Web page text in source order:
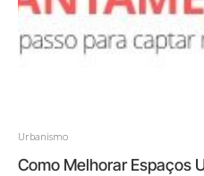
Urbanismo
Como Melhorar Espaços